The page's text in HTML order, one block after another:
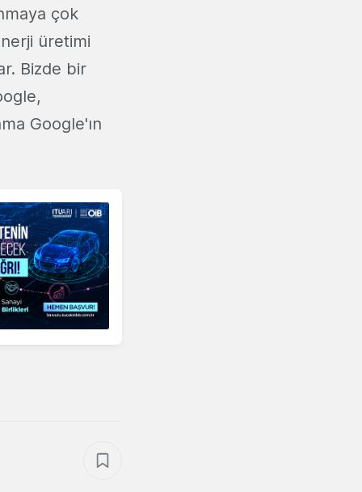
çok
üretimi
Bizde bir
Google'ın